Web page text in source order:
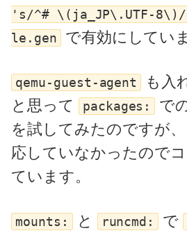
's/^# \(ja_JP\.UTF-
le.gen で有効にしていま
qemu-guest-agent
も入
と思って
packages:
で
を試してみたのですが
応していなかったので
ています。
mounts: と runcmd: で